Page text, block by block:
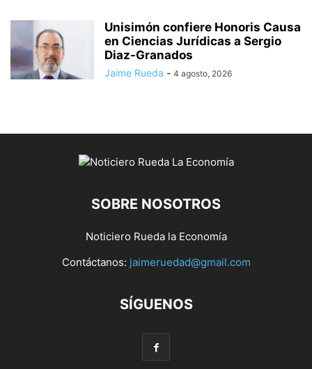
Unisimón confiere Honoris Causa
en Ciencias Jurídicas a Sergio
Diaz-Granados
Jaime Rueda - 4 agosto, 2026
SOBRE NOSOTROS
Noticiero Rueda la Economía
Contáctanos: jaimeruedad@gmail.com
SÍGUENOS